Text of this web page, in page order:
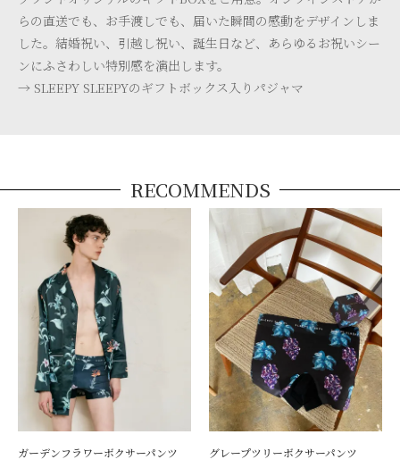
らの直送でも、お手渡しでも、届いた瞬間の感動をデザインしま
した。結婚祝い、引越し祝い、誕生日など、あらゆるお祝いシー
ンにふさわしい特別感を演出します。
→ SLEEPY SLEEPYのギフトボックス入りパジャマ
RECOMMENDS
ガーデンフラワーボクサーパンツ グレープツリーボクサーパンツ